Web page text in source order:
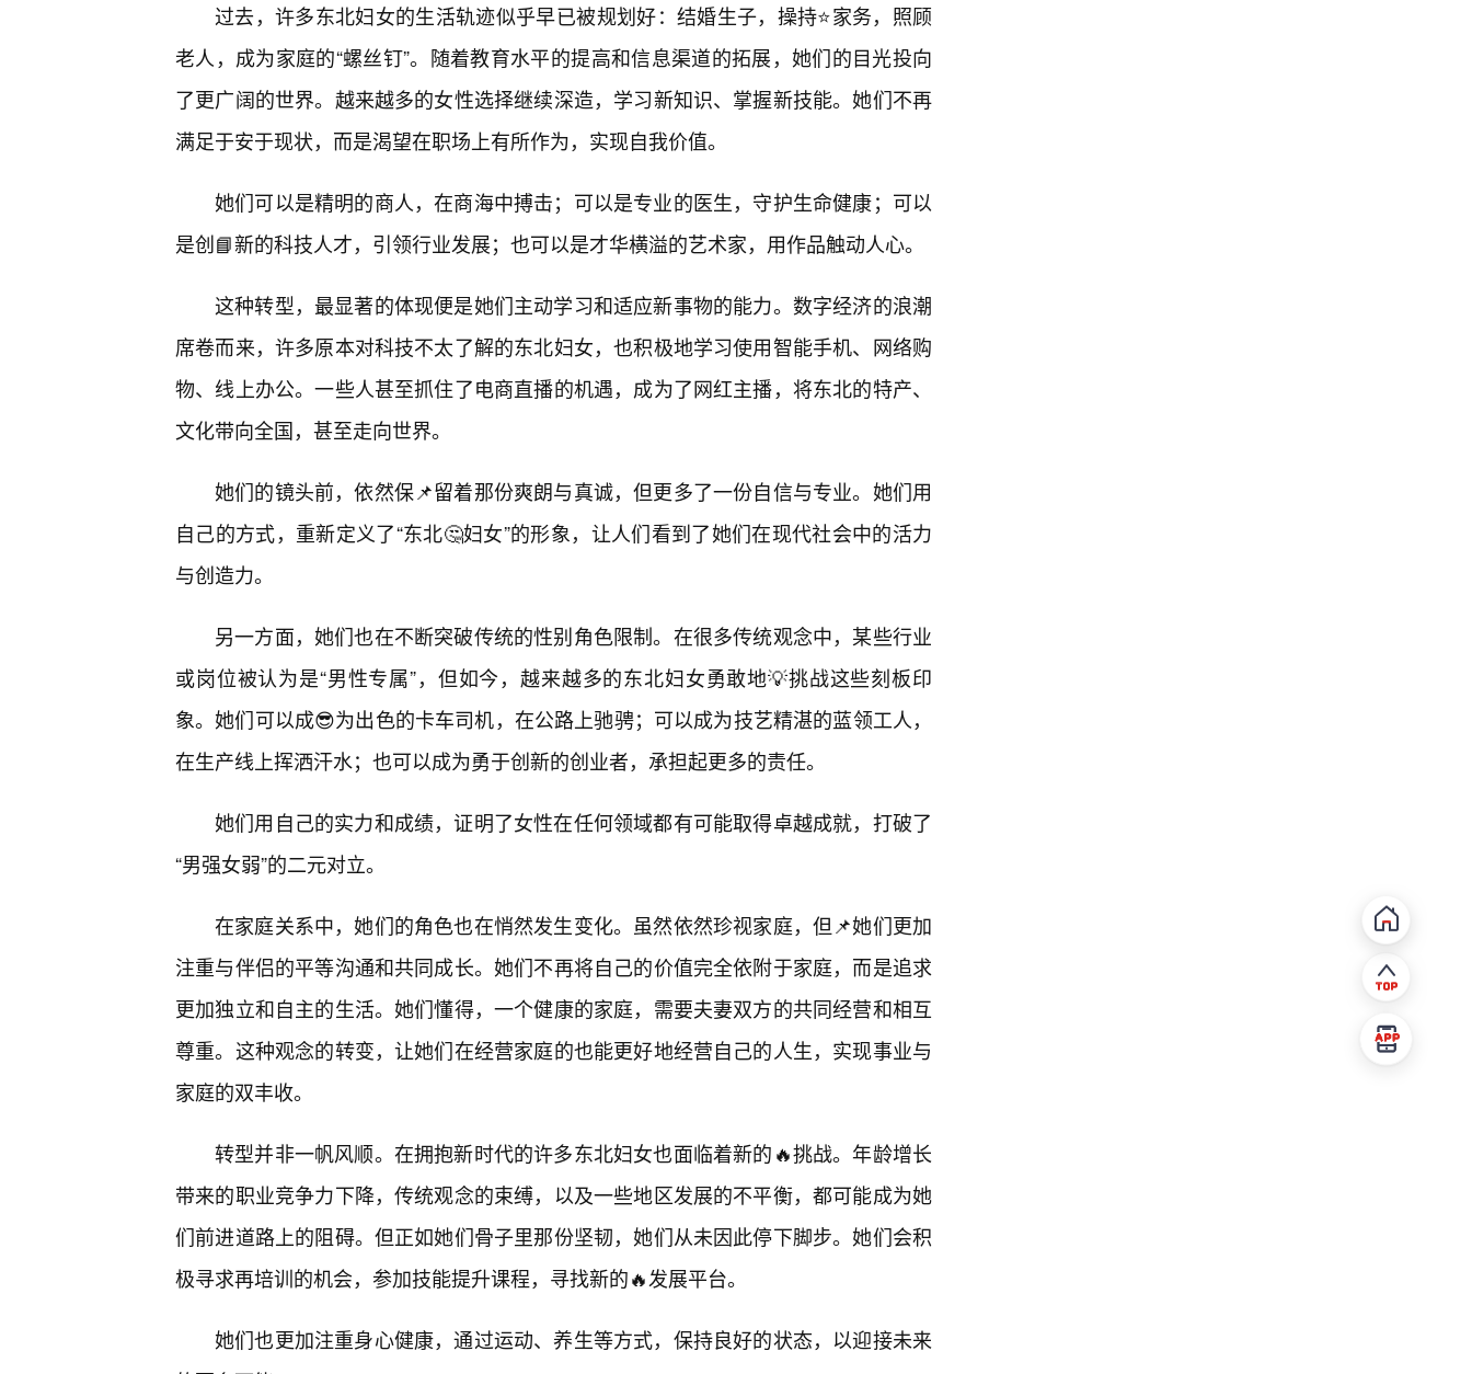
过去，许多东北妇女的生活轨迹似乎早已被规划好：结婚生子，操持⭐家务，照顾
老人，成为家庭的“螺丝钉”。随着教育水平的提高和信息渠道的拓展，她们的目光投向
了更广阔的世界。越来越多的女性选择继续深造，学习新知识、掌握新技能。她们不再
满足于安于现状，而是渴望在职场上有所作为，实现自我价值。
她们可以是精明的商人，在商海中搏击；可以是专业的医生，守护生命健康；可以
是创📘新的科技人才，引领行业发展；也可以是才华横溢的艺术家，用作品触动人心。
这种转型，最显著的体现便是她们主动学习和适应新事物的能力。数字经济的浪潮
席卷而来，许多原本对科技不太了解的东北妇女，也积极地学习使用智能手机、网络购
物、线上办公。一些人甚至抓住了电商直播的机遇，成为了网红主播，将东北的特产、
文化带向全国，甚至走向世界。
她们的镜头前，依然保📌留着那份爽朗与真诚，但更多了一份自信与专业。她们用
自己的方式，重新定义了“东北🤔妇女”的形象，让人们看到了她们在现代社会中的活力
与创造力。
另一方面，她们也在不断突破传统的性别角色限制。在很多传统观念中，某些行业
或岗位被认为是“男性专属”，但如今，越来越多的东北妇女勇敢地💡挑战这些刻板印
象。她们可以成😎为出色的卡车司机，在公路上驰骋；可以成为技艺精湛的蓝领工人，
在生产线上挥洒汗水；也可以成为勇于创新的创业者，承担起更多的责任。
她们用自己的实力和成绩，证明了女性在任何领域都有可能取得卓越成就，打破了
“男强女弱”的二元对立。
在家庭关系中，她们的角色也在悄然发生变化。虽然依然珍视家庭，但📌她们更加
注重与伴侣的平等沟通和共同成长。她们不再将自己的价值完全依附于家庭，而是追求
更加独立和自主的生活。她们懂得，一个健康的家庭，需要夫妻双方的共同经营和相互
尊重。这种观念的转变，让她们在经营家庭的也能更好地经营自己的人生，实现事业与
家庭的双丰收。
转型并非一帆风顺。在拥抱新时代的许多东北妇女也面临着新的🔥挑战。年龄增长
带来的职业竞争力下降，传统观念的束缚，以及一些地区发展的不平衡，都可能成为她
们前进道路上的阻碍。但正如她们骨子里那份坚韧，她们从未因此停下脚步。她们会积
极寻求再培训的机会，参加技能提升课程，寻找新的🔥发展平台。
她们也更加注重身心健康，通过运动、养生等方式，保持良好的状态，以迎接未来